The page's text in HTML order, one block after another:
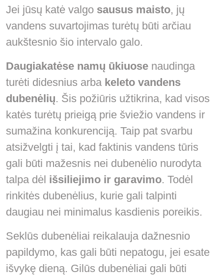
Jei jūsų katė valgo sausus maisto, jų
vandens suvartojimas turėtų būti arčiau
aukštesnio šio intervalo galo.
Daugiakatėse namų ūkiuose naudinga
turėti didesnius arba keleto vandens
dubenėlių. Šis požiūris užtikrina, kad visos
katės turėtų prieigą prie šviežio vandens ir
sumažina konkurenciją. Taip pat svarbu
atsižvelgti į tai, kad faktinis vandens tūris
gali būti mažesnis nei dubenėlio nurodyta
talpa dėl išsiliejimo ir garavimo. Todėl
rinkitės dubenėlius, kurie gali talpinti
daugiau nei minimalus kasdienis poreikis.
Seklūs dubenėliai reikalauja dažnesnio
papildymo, kas gali būti nepatogu, jei esate
išvykę dieną. Gilūs dubenėliai gali būti